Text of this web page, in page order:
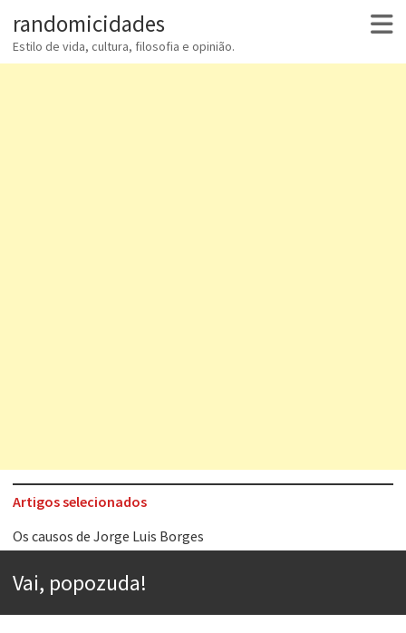
randomicidades
Estilo de vida, cultura, filosofia e opinião.
Artigos selecionados
Os causos de Jorge Luis Borges
Se queres salvar o mundo, o veganismo não é a resposta
Vai, popozuda!